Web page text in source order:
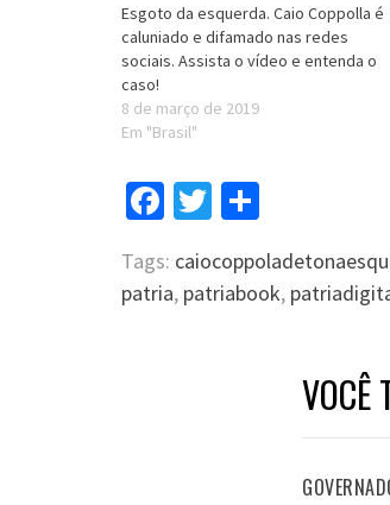
Esgoto da esquerda. Caio Coppolla é
caluniado e difamado nas redes
sociais. Assista o vídeo e entenda o
caso!
8 de março de 2019
Em "Brasil"
Facebook
Twitter
Tags:
patria, patriabook,
VOCÊ